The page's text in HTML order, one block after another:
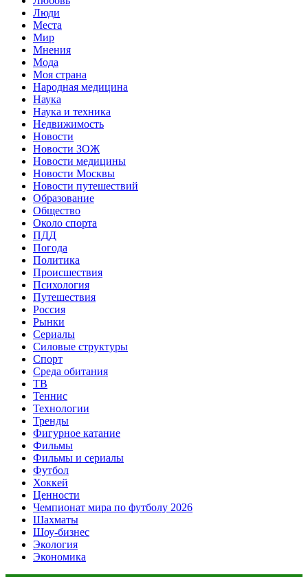
Люди
Места
Мир
Мнения
Мода
Моя страна
Народная медицина
Наука
Наука и техника
Недвижимость
Новости
Новости ЗОЖ
Новости медицины
Новости Москвы
Новости путешествий
Образование
Общество
Около спорта
ПДД
Погода
Политика
Происшествия
Психология
Путешествия
Россия
Рынки
Сериалы
Силовые структуры
Спорт
Среда обитания
ТВ
Теннис
Технологии
Тренды
Фигурное катание
Фильмы
Фильмы и сериалы
Футбол
Хоккей
Ценности
Чемпионат мира по футболу 2026
Шахматы
Шоу-бизнес
Экология
Экономика